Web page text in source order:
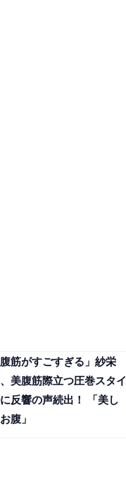
腹筋がすごすぎる」紗栄
美腹筋際立つ圧巻スタイ
反響の声続出！ 「美し
腹」